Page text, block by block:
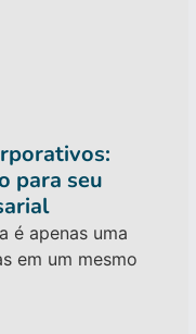
para seu
é apenas uma
em um mesmo